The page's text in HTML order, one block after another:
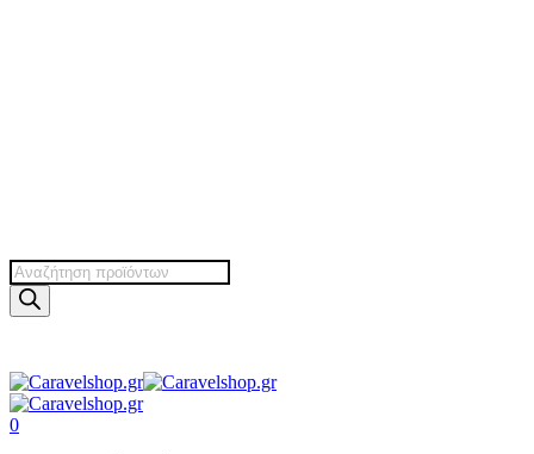
Products
search
search
account
0